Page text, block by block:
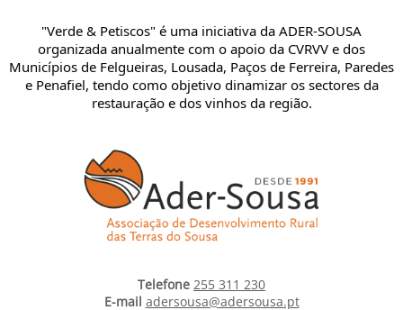
"Verde & Petiscos" é uma iniciativa da ADER-SOUSA
organizada anualmente com o apoio da CVRVV e dos
Municípios de Felgueiras, Lousada, Paços de Ferreira, Paredes
e Penafiel, tendo como objetivo dinamizar os sectores da
restauração e dos vinhos da região.
Telefone 255 311 230
E-mail adersousa@adersousa.pt